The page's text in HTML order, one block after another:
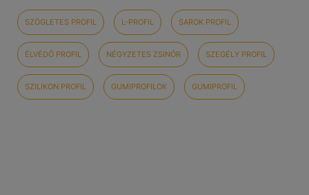
SZÖGLETES PROFIL L-PROFIL SAROK PROFIL
ÉLVÉDŐ PROFIL NÉGYZETES ZSINÓR SZEGÉLY PROFIL
SZILIKON PROFIL GUMIPROFILOK GUMIPROFIL